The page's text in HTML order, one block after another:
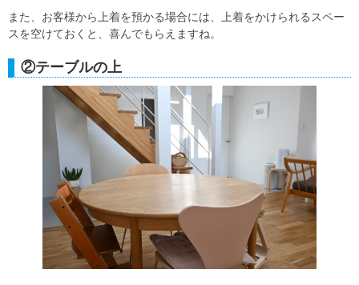
また、お客様から上着を預かる場合には、上着をかけられるスペー
スを空けておくと、喜んでもらえますね。
②テーブルの上